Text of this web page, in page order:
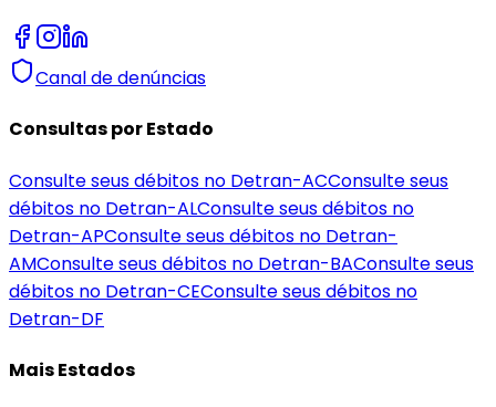
Canal de denúncias
Consultas por Estado
Consulte seus débitos no Detran-ACConsulte seus
débitos no Detran-ALConsulte seus débitos no
Detran-APConsulte seus débitos no Detran-
AMConsulte seus débitos no Detran-BAConsulte seus
débitos no Detran-CEConsulte seus débitos no
Detran-DF
Mais Estados